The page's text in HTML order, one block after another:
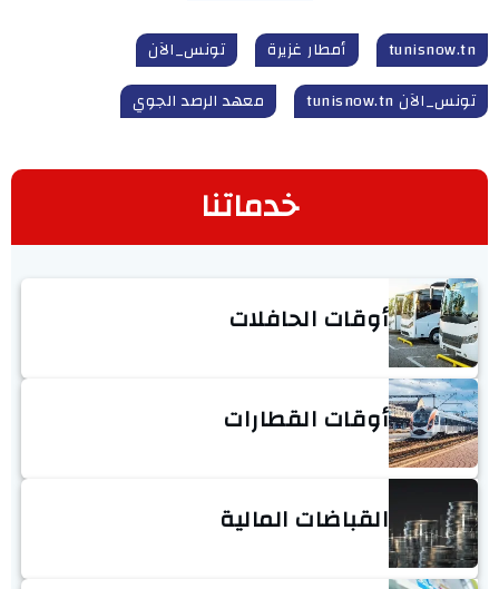
tunisnow.tn أمطار غزيرة
تونس_الآن
تونس_الآن tunisnow.tn
معهد الرصد الجوي
خدماتنا
أوقات الحافلات
أوقات القطارات
القباضات المالية